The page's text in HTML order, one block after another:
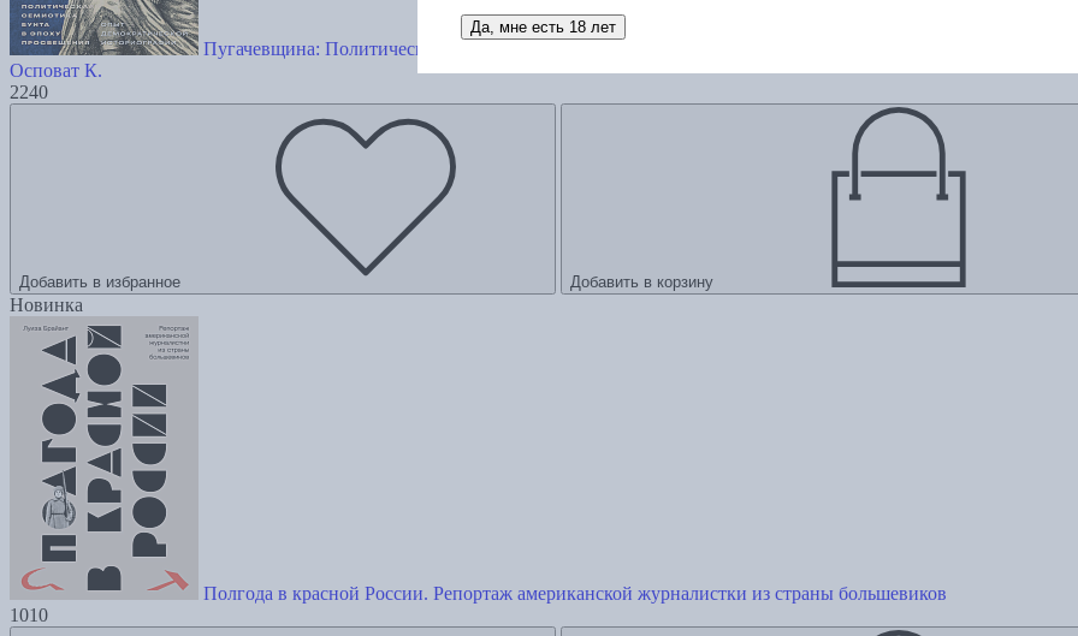
Пугачевщина: Политическая семиотика бунта в эпоху Просвещения (Опыт демократической ис
Осповат К.
2240
Добавить в избранное Добавить в корзину
Новинка
Полгода в красной России. Репортаж американской журналистки из страны большевиков
1010
Да, мне есть 18 лет